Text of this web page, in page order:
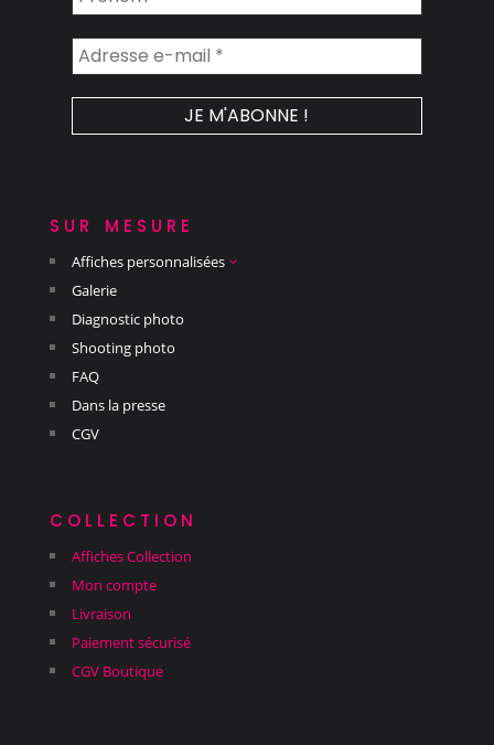
sur mesure
Affiches personnalisées3
Galerie
Diagnostic photo
Shooting photo
FAQ
Dans la presse
CGV
collection
Affiches Collection
Mon compte
Livraison
Paiement sécurisé
CGV Boutique